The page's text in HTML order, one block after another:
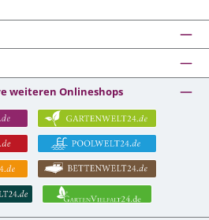
weiteren Onlineshops